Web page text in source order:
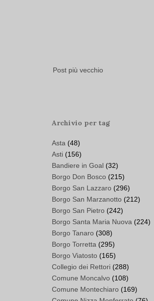
Post più vecchio
Archivio per tag
Asta (48)
Asti (156)
Bandiere in Goal (32)
Borgo Don Bosco (215)
Borgo San Lazzaro (296)
Borgo San Marzanotto (212)
Borgo San Pietro (242)
Borgo Santa Maria Nuova (224)
Borgo Tanaro (308)
Borgo Torretta (295)
Borgo Viatosto (165)
Collegio dei Rettori (288)
Comune Moncalvo (108)
Comune Montechiaro (169)